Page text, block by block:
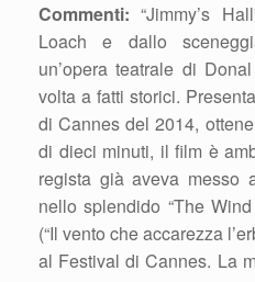
Commenti: “Jimmy’s
Loach e dallo
un’opera teatrale di
volta a fatti storici.
di Cannes del 2014,
di dieci minuti, il film è
regista già aveva messo
nello splendido “The
(“Il vento che accarezza
al Festival di Cannes. La